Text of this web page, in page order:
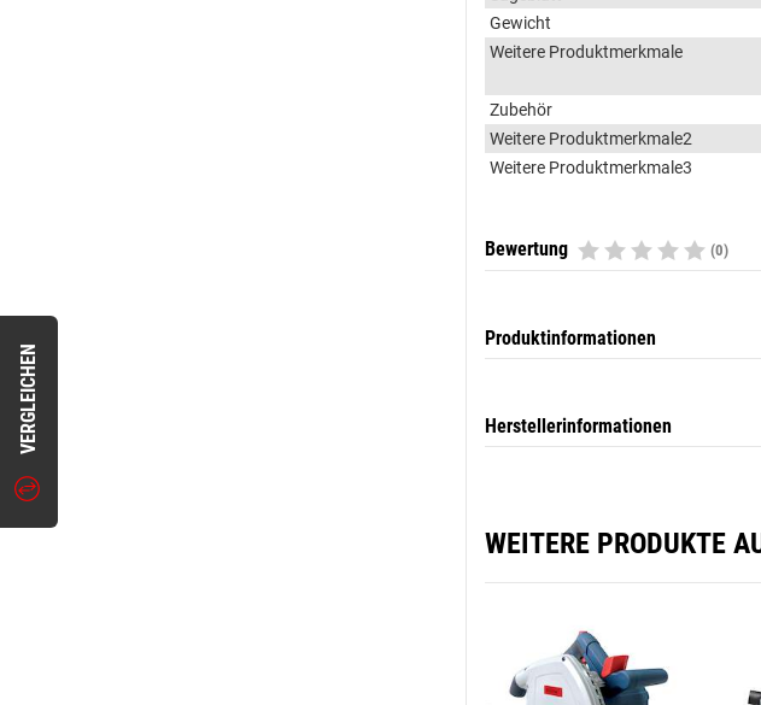
VERGLEICHEN
Gewicht
Weitere Produktmerkmale
Zubehör
Weitere Produktmerkmale2
Weitere Produktmerkmale3
Bewertung (0)
Produktinformationen
Herstellerinformationen
WEITERE PRODUKTE